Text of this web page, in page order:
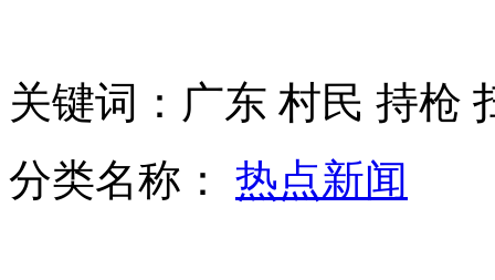
江西警方称"不存在民警只拍照不下水救人"
关键词：广东 村民 持枪
分类名称： 热点新闻